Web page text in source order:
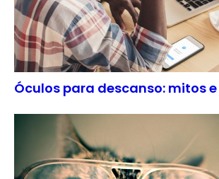
Óculos para descanso: mitos